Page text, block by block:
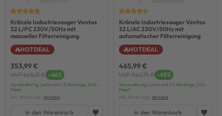
Kränzle Industriesauger Ventos
32 L/PC 230V/50Hz mit
manueller Filterreinigung
HOTDEAL
353,99 €
UVP 665,21 € -46%
Versandfertig, Lieferzeit 1-3 Werktage, DHL-
Paket
inkl. MwSt. zzgl. Versand
In den Warenkorb
Kränzle Industriesauger Ventos
32 L/AC 230V/50Hz mit
automatischer Filterreinigung
HOTDEAL
465,99 €
UVP 862,75 € -45%
Versandfertig, Lieferzeit 1-3 Werktage, DHL-
Paket
inkl. MwSt. zzgl. Versand
In den Warenkorb